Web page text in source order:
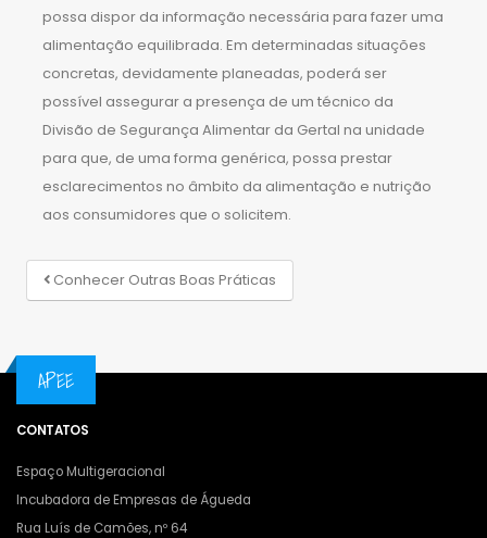
possa dispor da informação necessária para fazer uma
alimentação equilibrada. Em determinadas situações
concretas, devidamente planeadas, poderá ser
possível assegurar a presença de um técnico da
Divisão de Segurança Alimentar da Gertal na unidade
para que, de uma forma genérica, possa prestar
esclarecimentos no âmbito da alimentação e nutrição
aos consumidores que o solicitem.
Conhecer Outras Boas Práticas
APEE
CONTATOS
Espaço Multigeracional
Incubadora de Empresas de Águeda
Rua Luís de Camões, nº 64